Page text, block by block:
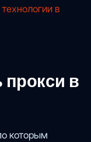
в
прокси в
которым